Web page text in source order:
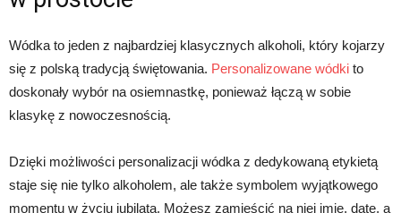
Wódka to jeden z najbardziej klasycznych alkoholi, który kojarzy
się z polską tradycją świętowania. Personalizowane wódki to
doskonały wybór na osiemnastkę, ponieważ łączą w sobie
klasykę z nowoczesnością.
Dzięki możliwości personalizacji wódka z dedykowaną etykietą
staje się nie tylko alkoholem, ale także symbolem wyjątkowego
momentu w życiu jubilata. Możesz zamieścić na niej imię, datę, a